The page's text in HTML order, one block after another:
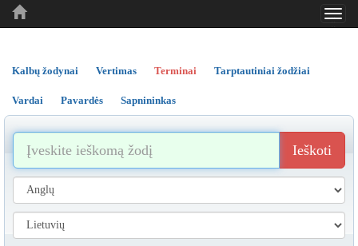
..
..
Kalbų žodynai Vertimas Terminai Tarptautiniai žodžiai
Vardai Pavardės Sapnininkas
Ieškoti